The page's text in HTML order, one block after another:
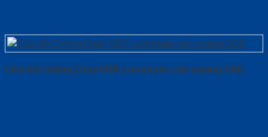
Cửa Gỗ Chống Cháy MDF Laminate van ngang-SGD